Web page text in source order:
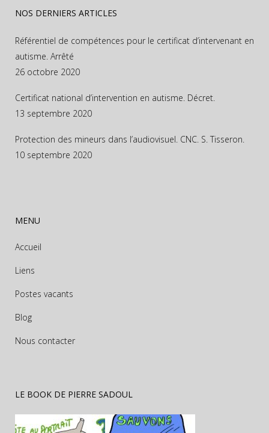
NOS DERNIERS ARTICLES
Référentiel de compétences pour le certificat d’intervenant en
autisme. Arrêté
26 octobre 2020
Certificat national d’intervention en autisme. Décret.
13 septembre 2020
Protection des mineurs dans l’audiovisuel. CNC. S. Tisseron.
10 septembre 2020
MENU
Accueil
Liens
Postes vacants
Blog
Nous contacter
LE BOOK DE PIERRE SADOUL